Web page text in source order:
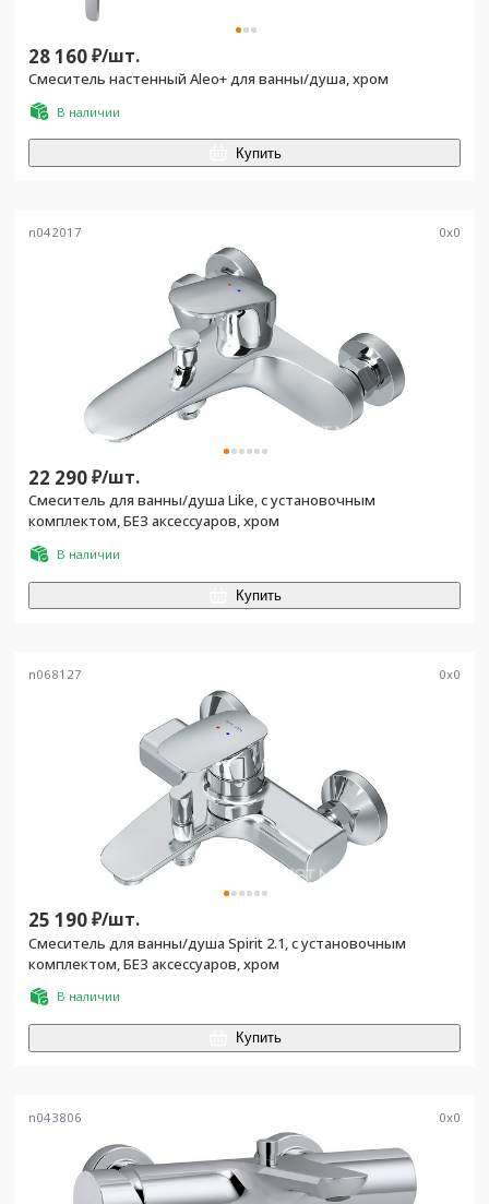
28 160₽/шт.
Смеситель настенный Aleo+ для ванны/душа, хром
В наличии
Купить
n042017 0x0
22 290₽/шт.
Смеситель для ванны/душа Like, с установочным
комплектом, БЕЗ аксессуаров, хром
В наличии
Купить
n068127 0x0
25 190₽/шт.
Смеситель для ванны/душа Spirit 2.1, с установочным
комплектом, БЕЗ аксессуаров, хром
В наличии
Купить
n043806 0x0